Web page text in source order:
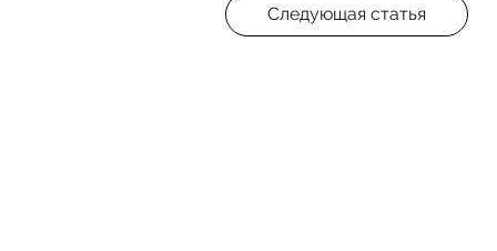
Следующая статья